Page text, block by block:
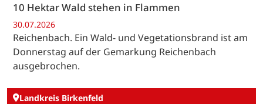
10 Hektar Wald stehen in Flammen
30.07.2026
Reichenbach. Ein Wald- und Vegetationsbrand ist am
Donnerstag auf der Gemarkung Reichenbach
ausgebrochen.
Landkreis Birkenfeld